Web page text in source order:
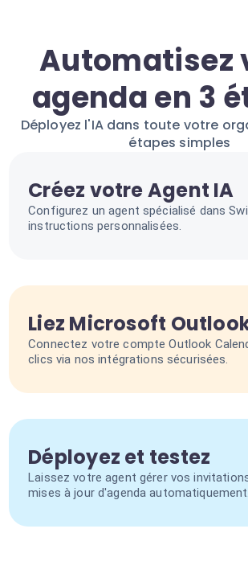
Automatisez
agenda en 3
Déployez l'IA dans toute votre
étapes simples
Créez votre Agent IA
Configurez un agent spécialisé dans
instructions personnalisées.
Liez Microsoft
Connectez votre compte Outlook
clics via nos intégrations sécurisées.
Déployez et testez
Laissez votre agent gérer vos
mises à jour d'agenda automatiquement.